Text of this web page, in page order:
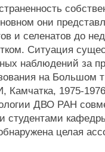
они
и селенатов до
Ситуация
наблюдений за
на Большом
Камчатка, 1975-
ДВО РАН
студентами
целая